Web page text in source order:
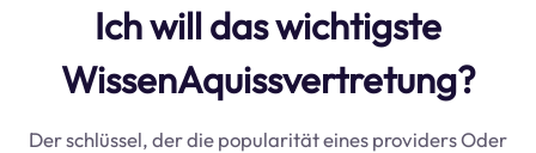
Ich will das wichtigste
WissenAquissvertretung?
Der schlüssel, der die popularität eines providers Oder